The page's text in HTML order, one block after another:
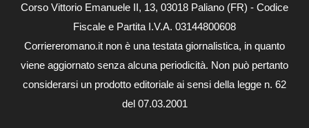
Corso Vittorio Emanuele II, 13, 03018 Paliano (FR) - Codice
Fiscale e Partita I.V.A. 03144800608
Corriereromano.it non è una testata giornalistica, in quanto
viene aggiornato senza alcuna periodicità. Non può pertanto
considerarsi un prodotto editoriale ai sensi della legge n. 62
del 07.03.2001